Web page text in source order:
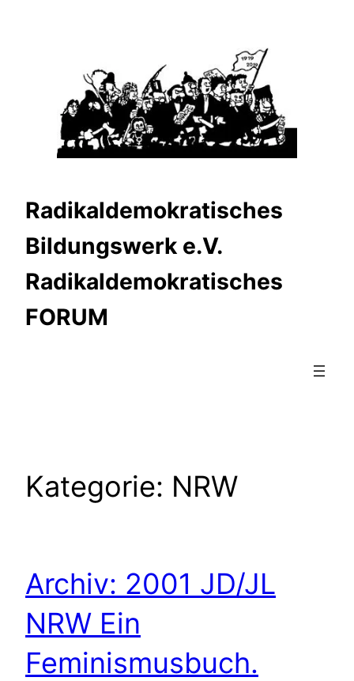
Radikaldemokratisches
Bildungswerk e.V.
Radikaldemokratisches
FORUM
Kategorie: NRW
Archiv: 2001 JD/JL
NRW Ein
Feminismusbuch.